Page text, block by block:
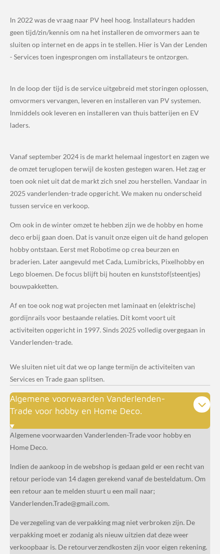
In 2022 was de vraag naar PV heel hoog. Installateurs hadden
geen tijd/zin/kennis om na het installeren de omvormers aan te
sluiten op internet en de apps in te stellen. Hier is Van der Lenden
- Services toen ingesprongen om installateurs te ontzorgen.
In de loop der tijd is de service uitgebreid met storingen oplossen,
omvormers vervangen, leveren en installeren van PV systemen.
Inmiddels ook leveren en installeren van thuis batterijen en EV
laders.
Vanaf september 2024 is de markt helemaal ingestort en zagen we
de omzet teruglopen terwijl de kosten gestegen waren. Het zag er
toen ook niet uit dat de markt zich snel zou herstellen. Vandaar in
2025 vanderlenden-trade opgericht. We maken nu onderscheid
tussen service en verkoop.
Om ook in de winter omzet te hebben zijn we de hobby en home
deco erbij gaan doen. Dat is vanuit onze eigen uit de hand gelopen
hobby ontstaan. Eerst met Robotime op crea beurzen en
braderien. Later aangevuld met Cada, Lumibricks, Pixelhobby en
Lego bloemen. De focus blijft bij houten en kunststof(steentjes)
bouwpakketten.
Af en toe ook nog wat projecten met laminaat en (elektrische)
gordijnrails voor bestaande relaties. Dit komt voort uit
activiteiten opgericht in 1997. Sinds 2025 volledig overgegaan in
Vanderlenden-trade.
We sluiten niet uit dat we op lange termijn de activiteiten van
Services en Trade gaan splitsen.
Algemene voorwaarden Vanderlenden-
Trade voor hobby en Home Deco.
Algemene voorwaarden Vanderlenden-Trade voor hobby en
Home Deco.
Indien de aankoop in de webshop is gedaan geld er een recht van
retour periode van 14 dagen gerekend vanaf de besteldatum. Om
een retour aan te melden stuurt u een mail naar;
Vanderlenden.Trade@gmail.com.
De verzegeling van de verpakking mag niet verbroken zijn. De
verpakking moet er zodanig als nieuw uitzien dat deze weer
verkoopbaar is. De retourverzendkosten zijn voor eigen rekening.